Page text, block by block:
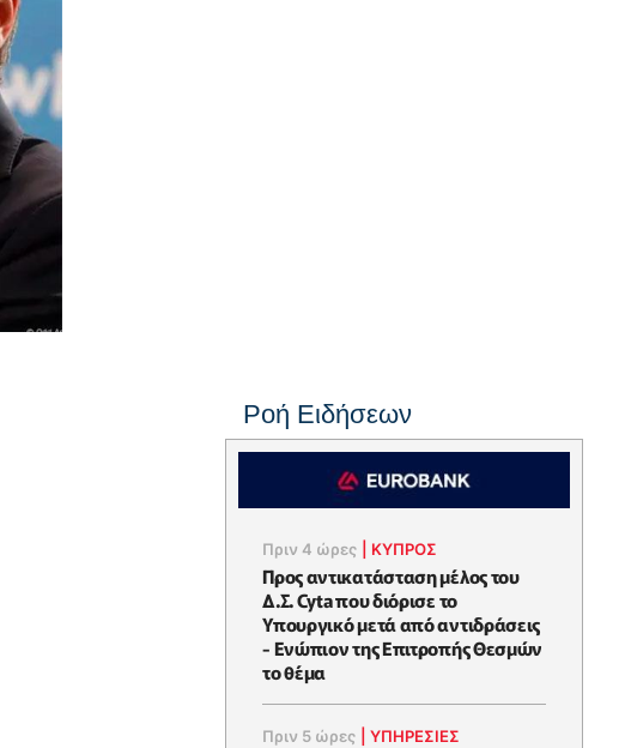
Ροή Ειδήσεων
Πριν 4 ώρες ΚΥΠΡΟΣ
Προς αντικατάσταση μέλος του
Δ.Σ. Cyta που διόρισε το
Υπουργικό μετά από αντιδράσεις
- Ενώπιον της Επιτροπής Θεσμών
το θέμα
Πριν 5 ώρες |ΥΠΗΡΕΣΙΕΣ